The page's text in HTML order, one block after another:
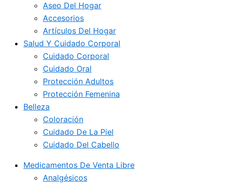
Aseo Del Hogar
Accesorios
Artículos Del Hogar
Salud Y Cuidado Corporal
Cuidado Corporal
Cuidado Oral
Protección Adultos
Protección Femenina
Belleza
Coloración
Cuidado De La Piel
Cuidado Del Cabello
Medicamentos De Venta Libre
Analgésicos